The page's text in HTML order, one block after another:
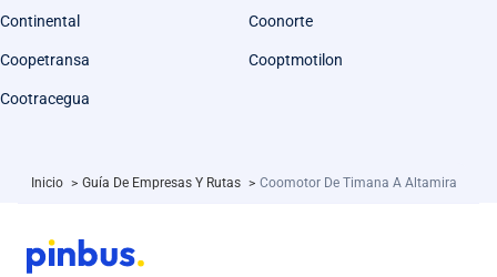
Continental Coonorte
Coopetransa Cooptmotilon
Cootracegua
Inicio > Guía De Empresas Y Rutas > Coomotor De Timana A Altamira